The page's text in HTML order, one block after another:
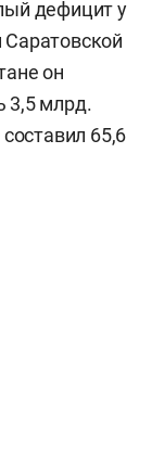
дефицит у
он
3,5 млрд.
65,6